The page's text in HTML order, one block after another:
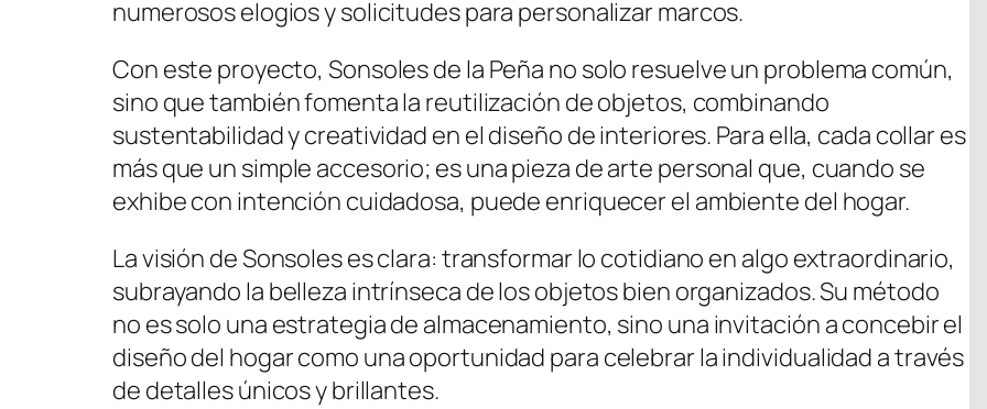
numerosos elogios y solicitudes para personalizar marcos.
Con este proyecto, Sonsoles de la Peña no solo resuelve un problema común,
sino que también fomenta la reutilización de objetos, combinando
sustentabilidad y creatividad en el diseño de interiores. Para ella, cada collar es
más que un simple accesorio; es una pieza de arte personal que, cuando se
exhibe con intención cuidadosa, puede enriquecer el ambiente del hogar.
La visión de Sonsoles es clara: transformar lo cotidiano en algo extraordinario,
subrayando la belleza intrínseca de los objetos bien organizados. Su método
no es solo una estrategia de almacenamiento, sino una invitación a concebir el
diseño del hogar como una oportunidad para celebrar la individualidad a través
de detalles únicos y brillantes.